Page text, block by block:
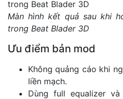
Màn hình kết quả sau khi
trong Beat Blader 3D
Ưu điểm bản mod
Không quảng cáo khi
liền mạch.
Dùng full equalizer